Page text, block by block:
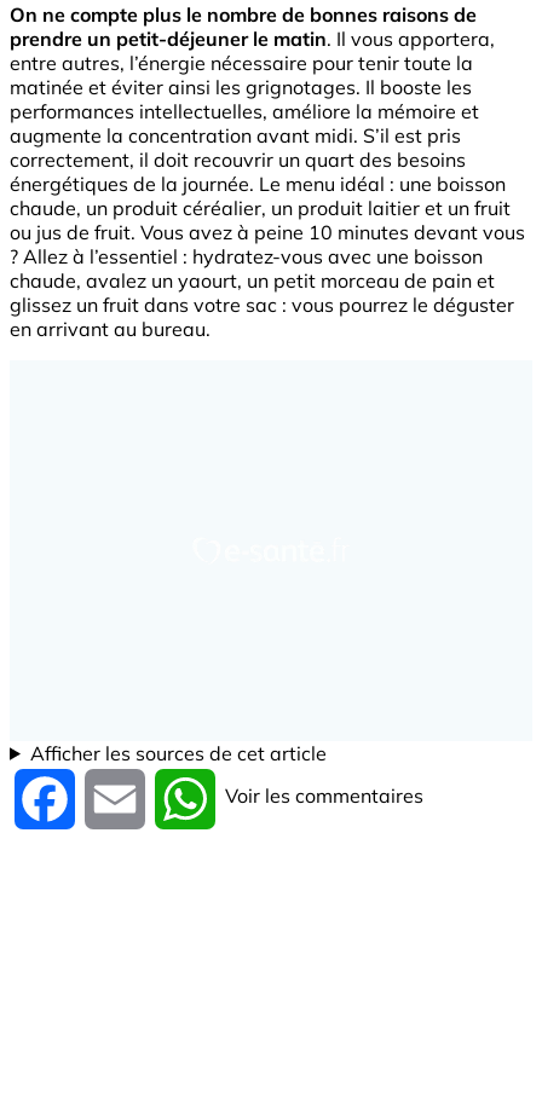
On ne compte plus le nombre de bonnes raisons de
prendre un petit-déjeuner le matin. Il vous apportera,
entre autres, l’énergie nécessaire pour tenir toute la
matinée et éviter ainsi les grignotages. Il booste les
performances intellectuelles, améliore la mémoire et
augmente la concentration avant midi. S’il est pris
correctement, il doit recouvrir un quart des besoins
énergétiques de la journée. Le menu idéal : une boisson
chaude, un produit céréalier, un produit laitier et un fruit
ou jus de fruit. Vous avez à peine 10 minutes devant vous
? Allez à l’essentiel : hydratez-vous avec une boisson
chaude, avalez un yaourt, un petit morceau de pain et
glissez un fruit dans votre sac : vous pourrez le déguster
en arrivant au bureau.
Afficher les sources de cet article
Facebook Email WhatsApp
Voir les commentaires